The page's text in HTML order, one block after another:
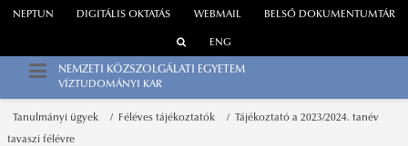
WEBMAIL
NEPTUN DIGITÁLIS OKTATÁS BELSŐ DOKUMENTUMTÁR
ENG
NEMZETI KÖZSZOLGÁLATI EGYETEM
VÍZTUDOMÁNYI KAR
Tanulmányi ügyek Féléves tájékoztatók Tájékoztató a 2023/2024. tanév
tavaszi félévre